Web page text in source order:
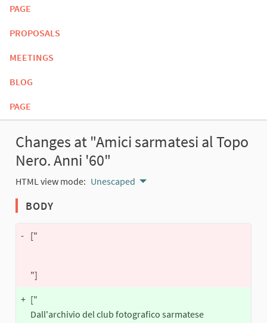
PAGE
PROPOSALS
MEETINGS
BLOG
PAGE
Changes at "Amici sarmatesi al Topo
Nero. Anni '60"
HTML view mode: Unescaped
BODY
- ["
"]
+ ["
Dall'archivio del club fotografico sarmatese